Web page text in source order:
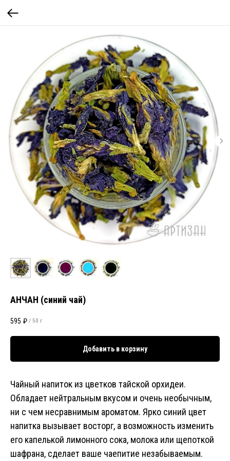
АНЧАН (синий чай)
595 ₽ / 50 г
Добавить в корзину
Чайный напиток из цветков тайской орхидеи.
Обладает нейтральным вкусом и очень необычным,
ни с чем несравнимым ароматом. Ярко синий цвет
напитка вызывает восторг, а возможность изменить
его капелькой лимонного сока, молока или щепоткой
шафрана, сделает ваше чаепитие незабываемым.